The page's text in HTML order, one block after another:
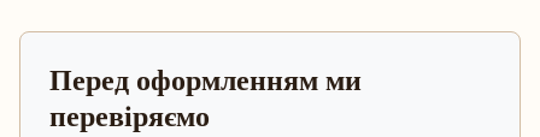
Перед оформленням ми
перевіряємо